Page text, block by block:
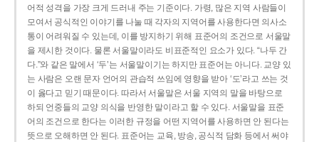
어적 성격을 가장 크게 드러내 주는 기준이다. 가령, 많은 지역 사람들이
모여서 공식적인 이야기를 나눌 때 각자의 지역어를 사용한다면 의사소
통이 어려워질 수 있는데, 이를 방지하기 위해 표준어의 조건으로 서울말
을 제시한 것이다. 물론 서울말이라도 비표준적인 요소가 있다. “나두 간
다.”와 같은 말에서 ‘두’는 서울말이기는 하지만 표준어는 아니다. 교양 있
는 사람은 오랜 문자 언어의 관습적 쓰임에 영향을 받아 ‘도’라고 쓰는 것
이 옳다고 믿기 때문이다. 따라서 서울말은 서울 지역의 말을 바탕으로
하되 언중들의 교양 의식을 반영한 말이라고 할 수 있다. 서울말을 표준
어의 조건으로 한다는 이러한 규정을 어떤 지역어를 사용하면 안 된다는
뜻으로 오해하면 안 된다. 표준어는 교육, 방송, 공식적 담화 등에서 써야